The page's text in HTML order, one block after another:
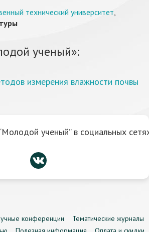
технический университет,
ученый»:
измерения влажности почвы
ученый” в социальных
конференции
Тематические журналы